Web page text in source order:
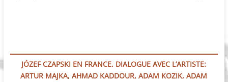
JÓZEF CZAPSKI EN FRANCE. DIALOGUE AVEC L’ARTISTE:
ARTUR MAJKA, AHMAD KADDOUR, ADAM KOZIK, ADAM